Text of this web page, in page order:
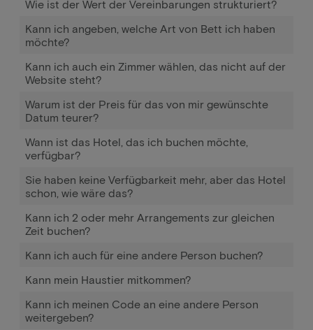
Wie ist der Wert der Vereinbarungen strukturiert?
Kann ich angeben, welche Art von Bett ich haben
möchte?
Kann ich auch ein Zimmer wählen, das nicht auf der
Website steht?
Warum ist der Preis für das von mir gewünschte
Datum teurer?
Wann ist das Hotel, das ich buchen möchte,
verfügbar?
Sie haben keine Verfügbarkeit mehr, aber das Hotel
schon, wie wäre das?
Kann ich 2 oder mehr Arrangements zur gleichen
Zeit buchen?
Kann ich auch für eine andere Person buchen?
Kann mein Haustier mitkommen?
Kann ich meinen Code an eine andere Person
weitergeben?